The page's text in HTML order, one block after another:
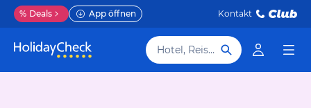
% Deals App öffnen Kontakt
Hotel, Reiseziel